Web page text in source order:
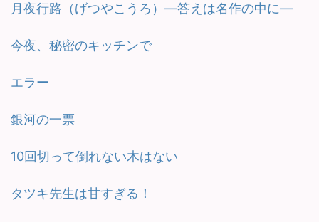
月夜行路（げつやこうろ）—答えは名作の中に—
今夜、秘密のキッチンで
エラー
銀河の一票
10回切って倒れない木はない
タツキ先生は甘すぎる！